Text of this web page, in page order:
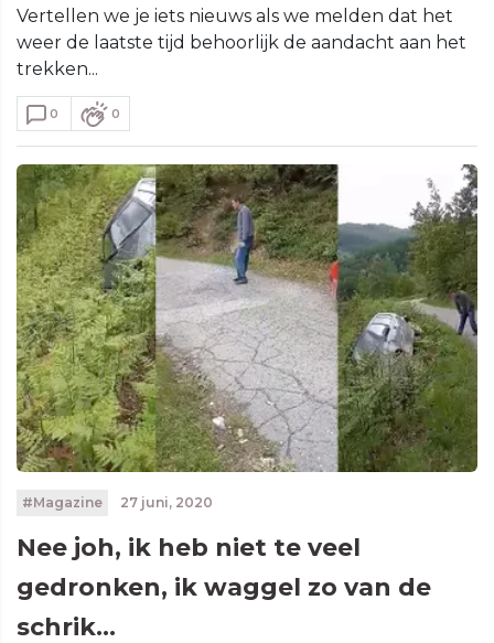
Vertellen we je iets nieuws als we melden dat het
weer de laatste tijd behoorlijk de aandacht aan het
trekken...
0 0
#Magazine 27 juni, 2020
Nee joh, ik heb niet te veel
gedronken, ik waggel zo van de
schrik...